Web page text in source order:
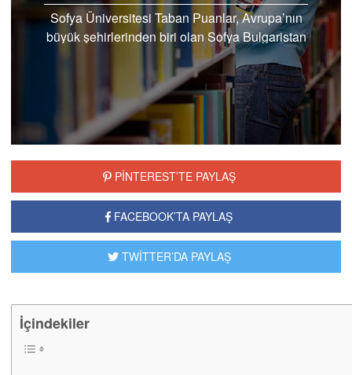
Sofya Üniversitesi Taban Puanlar, Avrupa’nın
büyük şehirlerinden biri olan Sofya Bulgaristan
ülkesinin başkentidir…
PİNTEREST’TE PAYLAŞ
FACEBOOK’TA PAYLAŞ
TWİTTER’DA PAYLAŞ
İçindekiler